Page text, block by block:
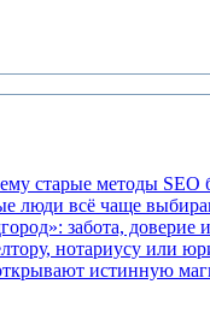
старые методы SEO
люди всё чаще
забота, доверие
нотариусу или
истинную